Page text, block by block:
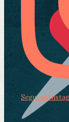
Segui su